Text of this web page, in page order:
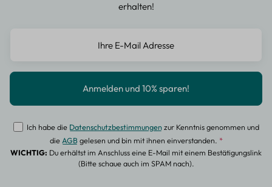
erhalten!
Ich habe die Datenschutzbestimmungenzur Kenntnis genommen und
dieAGBgelesen und bin mit ihnen einverstanden. *
WICHTIG: Du erhältst im Anschluss eine E-Mail mit einem Bestätigungslink
(Bitte schaue auch im SPAM nach).